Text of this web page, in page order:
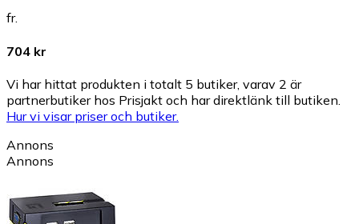
fr.
704 kr
Vi har hittat produkten i totalt 5 butiker, varav 2 är
partnerbutiker hos Prisjakt och har direktlänk till butiken.
Hur vi visar priser och butiker.
Annons
Annons